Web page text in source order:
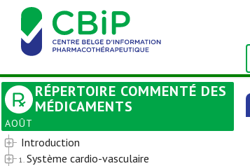
RÉPERTOIRE COMMENTÉ DES
MÉDICAMENTS
AOÛT
Introduction
1. Système cardio-vasculaire